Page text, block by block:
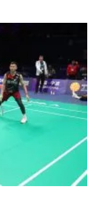
berlebaran jauh